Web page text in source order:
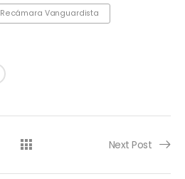
Recámara Vanguardista
Next Post